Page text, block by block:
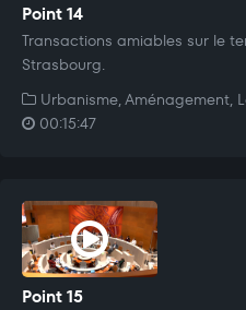
Point 14
Transactions amiables sur le
Strasbourg.
Urbanisme, Aménagement,
00:15:47
Point 15